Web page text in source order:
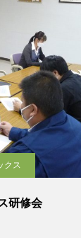
クス
研修会